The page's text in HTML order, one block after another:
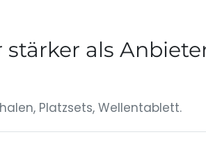
als
Platzsets, Wellentablett.